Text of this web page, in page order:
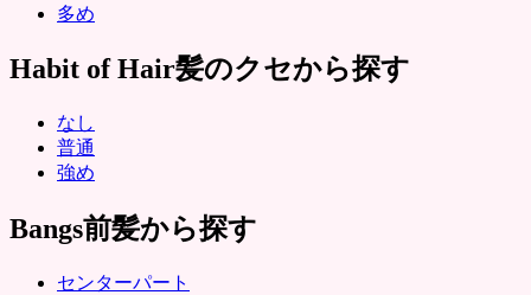
多め
Habit of Hair髪のクセから探す
なし
普通
強め
Bangs前髪から探す
センターパート